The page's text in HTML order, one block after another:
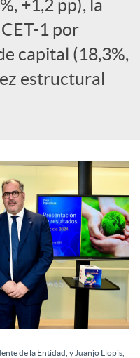
+1,2 pp), la
1 por
capital (18,3%,
estructural
de la Entidad, y Juanjo Llopis,